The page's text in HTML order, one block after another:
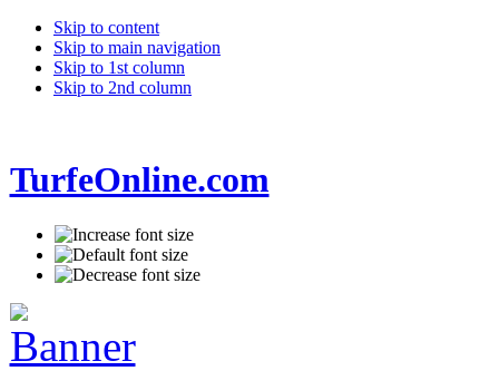
Skip to content
Skip to main navigation
Skip to 1st column
Skip to 2nd column
TurfeOnline.com